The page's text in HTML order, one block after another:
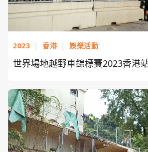
2023 | 香港 | 娛樂活動
世界場地越野車錦標賽2023香港